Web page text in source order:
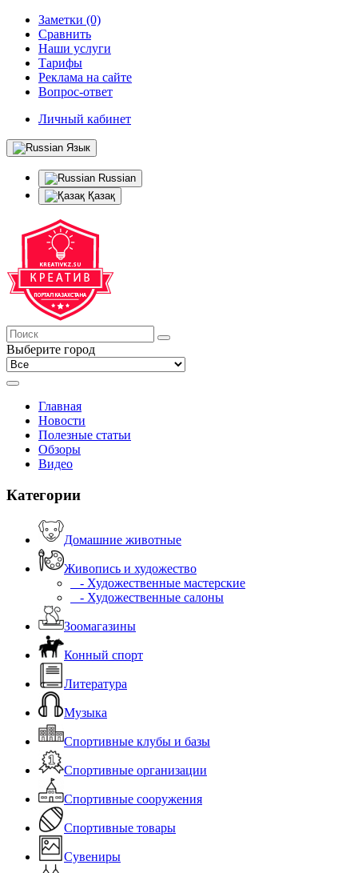
Заметки (0)
Сравнить
Наши услуги
Тарифы
Реклама на сайте
Вопрос-ответ
Личный кабинет
Язык
Russian
Қазақ
Выберите город
Главная
Новости
Полезные статьи
Обзоры
Видео
Категории
Домашние животные
Живопись и художество
- Художественные мастерские
- Художественные салоны
Зоомагазины
Конный спорт
Литература
Музыка
Спортивные клубы и базы
Спортивные организации
Спортивные сооружения
Спортивные товары
Сувениры